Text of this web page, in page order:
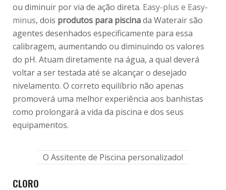
ou diminuir por via de ação direta. Easy-plus e Easy-
minus, dois produtos para piscinada Waterair são
agentes desenhados especificamente para essa
calibragem, aumentando ou diminuindo os valores
do pH. Atuam diretamente na água, a qual deverá
voltar a ser testada até se alcançar o desejado
nivelamento. O correto equilíbrio não apenas
promoverá uma melhor experiência aos banhistas
como prolongará a vida da piscina e dos seus
equipamentos.
O Assitente de Piscina personalizado!
CLORO